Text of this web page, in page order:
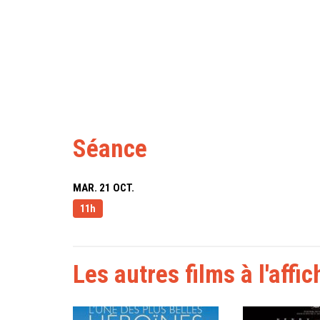
Séance
MAR. 21 OCT.
11h
Les autres films à